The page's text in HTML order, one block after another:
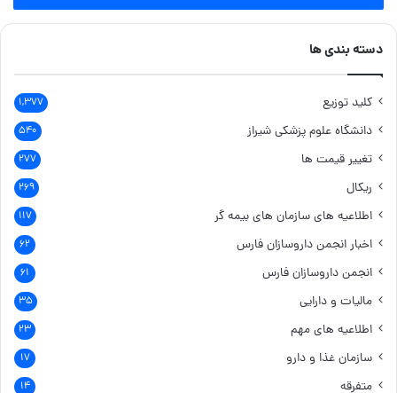
دسته بندی ها
کلید توزیع ۱,۳۷۷
دانشگاه علوم پزشکی شیراز ۵۴۰
تغییر قیمت ها ۲۷۷
ریکال ۲۶۹
اطلاعیه های سازمان های بیمه گر ۱۱۷
اخبار انجمن داروسازان فارس ۶۲
انجمن داروسازان فارس ۶۱
مالیات و دارایی ۳۵
اطلاعیه های مهم ۲۳
سازمان غذا و دارو ۱۷
متفرقه ۱۴